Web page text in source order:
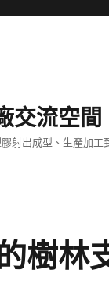
交流空間
射出成型、生產加
樹林